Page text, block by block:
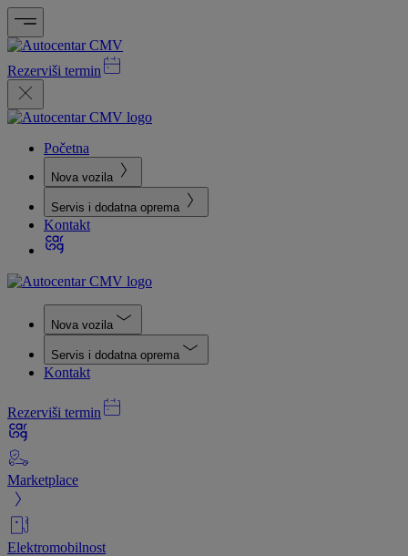
Rezerviši termin
Početna
Nova vozila
Servis i dodatna oprema
Kontakt
Nova vozila
Servis i dodatna oprema
Kontakt
Rezerviši termin
Marketplace
Elektromobilnost